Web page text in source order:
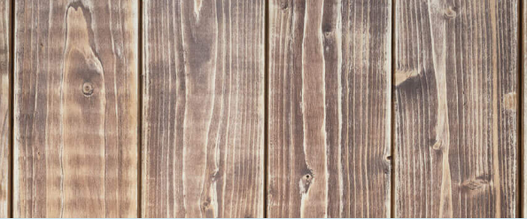
Ehrenamtssuchmaschine
Freiwilliges Soziales
Koordinierungszentren für
Engagierte Stadt
Freiwilligendienste
Freiwilligentage
Hessen hilft Ukraine
Zeig uns dein
Wettbewerb |
Wettbewerb | 80 Jahre
8 Vereine x 80 Jahre x